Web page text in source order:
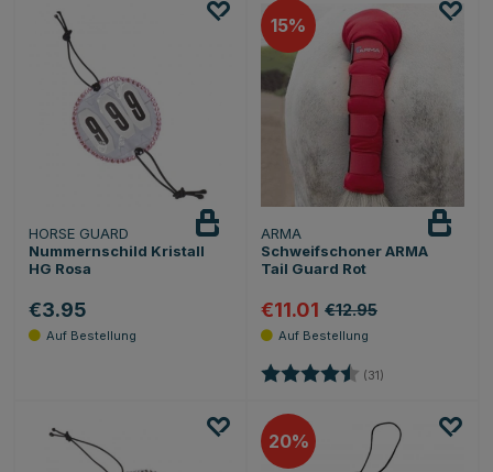
HORSE GUARD
Nummernschild Kristall
HG Rosa
€3.95
15
ARMA
Schweifschoner ARMA
Tail Guard Rot
€11.01 €12.95
Bewertung: (31)
20